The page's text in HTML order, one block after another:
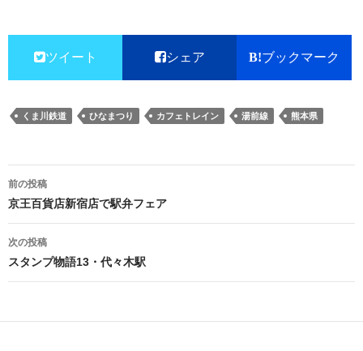
ツイート シェア ブックマーク
くま川鉄道 ひなまつり カフェトレイン 湯前線 熊本県
投
稿
ナ
ビ
ー
前の投稿
京王百貨店新宿店で駅弁フェア
次の投稿
スタンプ物語13・代々木駅